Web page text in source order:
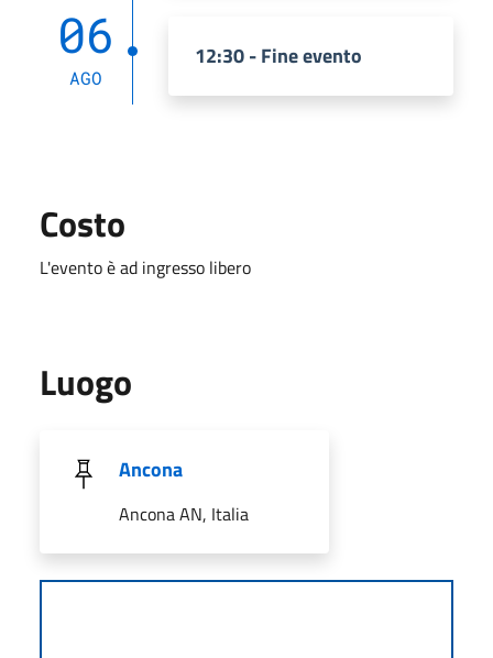
06
AGO
12:30 - Fine evento
Costo
L'evento è ad ingresso libero
Luogo
Ancona
Ancona AN, Italia